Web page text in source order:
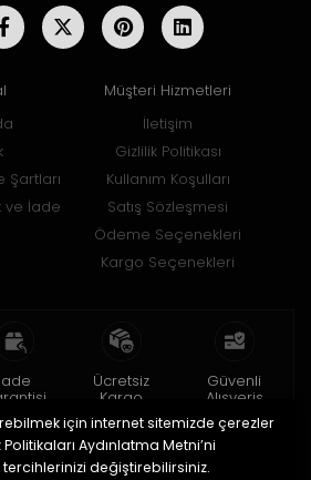
Şartları
ve İade
Müşteri Hizmetleri
İletişim
Gizlilik Politikası
Kullanım Koşulları
Satış Sözleşmesi
Ödeme Seçenekleri
Kargo Seçenekleri
İade
içinde
iade
Ücretsiz
Kargo
150 TL ve üzeri
Güvenli
Alışveriş
256bit SSL ile
için internet sitemizde çerezler
Aydınlatma Metni’ni
değiştirebilirsiniz.